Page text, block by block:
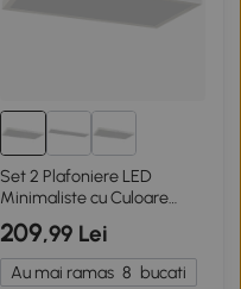
Set 2 Plafoniere LED
Minimaliste cu Culoare
Reglabilă, din Oțel și Plastic,
60x30x3.7 cm, Alb
209,99 Lei
Au mai ramas 8 bucati